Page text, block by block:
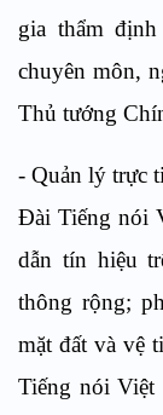
gia thẩm
chuyên môn,
Thủ tướng
- Quản lý trực
Đài Tiếng nói
dẫn tín hiệu
thông rộng;
mặt đất và vệ
Tiếng nói Việt